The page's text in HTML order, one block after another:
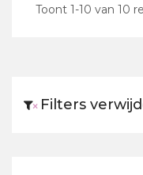
× Filters
Toont 1-10 van 10